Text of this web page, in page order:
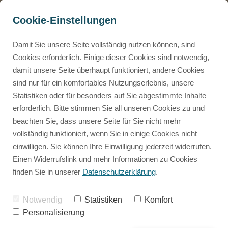
Neuste Beiträge
Human Design
Mammalian Design
Rückblicke
Mammalian Design
0€ Mammalian Design Masterclass
0€ Tierchart Rechner
Kostenlose Tierchart erstellen
Animal Code
Das 1:1 wo wir individuell auf deine Fellnase eingehen.
Mammalian Design: Darum
kann KI deinen Hund NICHT
Cookie-Einstellungen
Damit Sie unsere Seite vollständig nutzen können, sind
Cookies erforderlich. Einige dieser Cookies sind notwendig,
damit unsere Seite überhaupt funktioniert, andere Cookies
sind nur für ein komfortables Nutzungserlebnis, unsere
Statistiken oder für besonders auf Sie abgestimmte Inhalte
erforderlich. Bitte stimmen Sie all unseren Cookies zu und
beachten Sie, dass unsere Seite für Sie nicht mehr
vollständig funktioniert, wenn Sie in einige Cookies nicht
einwilligen. Sie können Ihre Einwilligung jederzeit widerrufen.
Einen Widerrufslink und mehr Informationen zu Cookies
finden Sie in unserer Datenschutzerklärung.
Notwendig Statistiken
Komfort
Personalisierung